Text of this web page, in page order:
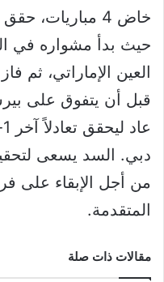
خاض 4 مباريات،
دبي. السد يسعى
من أجل الإبقاء على
المتقدمة.
مقالات ذات صلة